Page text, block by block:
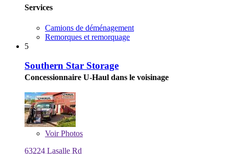
Services
Camions de déménagement
Remorques et remorquage
5
Southern Star Storage
Concessionnaire U-Haul dans le voisinage
VoirPhotos
63224 Lasalle Rd